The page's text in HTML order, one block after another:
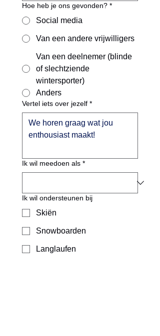
Hoe heb je ons gevonden? *
Social media
Van een andere vrijwilligers
Van een deelnemer (blinde
of slechtziende
wintersporter)
Anders
Vertel iets over jezelf *
Ik wil meedoen als *
Ik wil ondersteunen bij
Skiën
Snowboarden
Langlaufen